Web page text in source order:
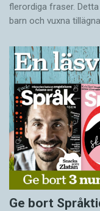
flerordiga fraser.
barn och vuxna
Ge bort